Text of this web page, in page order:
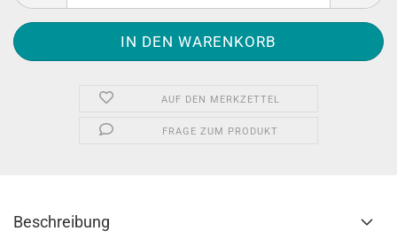
AUF DEN MERKZETTEL
FRAGE ZUM PRODUKT
Beschreibung